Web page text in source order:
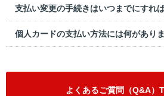
支払い変更の手続きはいつまでにすれ
個人カードの支払い方法には何があり
よくあるご質問（Q&A）